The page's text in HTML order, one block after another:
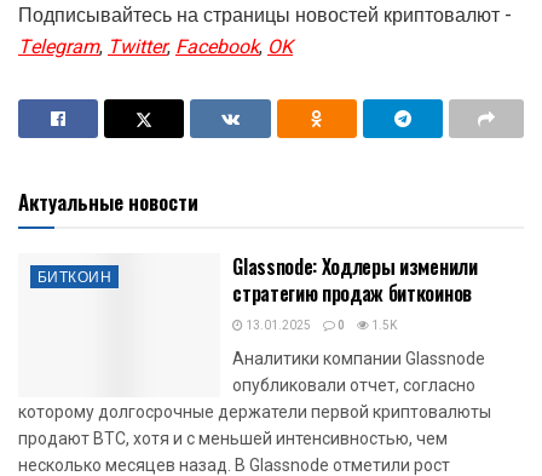
Подписывайтесь на страницы новостей криптовалют -
Telegram,Twitter,Facebook,OK
Актуальные новости
БИТКОИН
Glassnode: Ходлеры изменили
стратегию продаж биткоинов
13.01.2025 0 1.5K
Аналитики компании Glassnode
опубликовали отчет, согласно
которому долгосрочные держатели первой криптовалюты
продают BTC, хотя и с меньшей интенсивностью, чем
несколько месяцев назад. В Glassnode отметили рост